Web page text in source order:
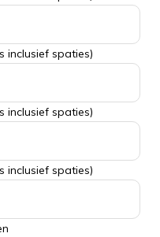
inclusief spaties)
inclusief spaties)
inclusief spaties)